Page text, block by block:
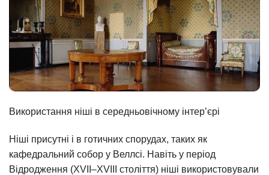
Використання ніші в середньовічному інтер’єрі
Ніші присутні і в готичних спорудах, таких як
кафедральний собор у Веллсі. Навіть у період
Відродження (XVII–XVIII століття) ніші використовували